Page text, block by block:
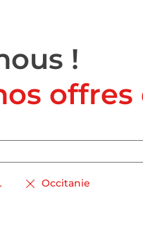
!
offres
Occitanie